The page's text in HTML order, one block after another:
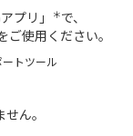
プリ」
＊で、
ご使用ください。
トツール
ん。